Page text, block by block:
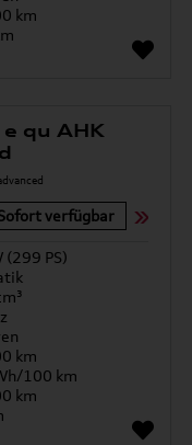
km
qu AHK
verfügbar
(299 PS)
km
100 km
km